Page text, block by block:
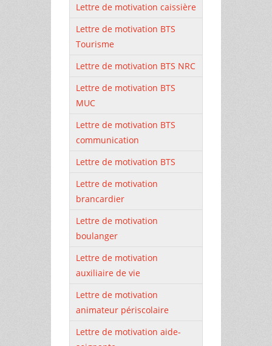
Lettre de motivation caissière
Lettre de motivation BTS
Tourisme
Lettre de motivation BTS NRC
Lettre de motivation BTS
MUC
Lettre de motivation BTS
communication
Lettre de motivation BTS
Lettre de motivation
brancardier
Lettre de motivation
boulanger
Lettre de motivation
auxiliaire de vie
Lettre de motivation
animateur périscolaire
Lettre de motivation aide-